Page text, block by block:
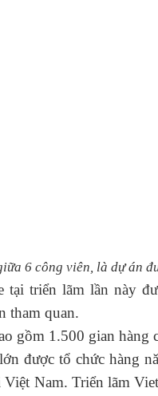
6 công viên, là dự án
tại triển lãm lần này
tham quan.
gồm 1.500 gian
được tổ chức hàng
Nam. Triển lãm